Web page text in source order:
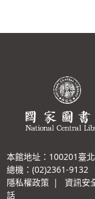
本館地址：100201臺
總機：(02)2361-9132
隱私權政策 | 資訊安
話